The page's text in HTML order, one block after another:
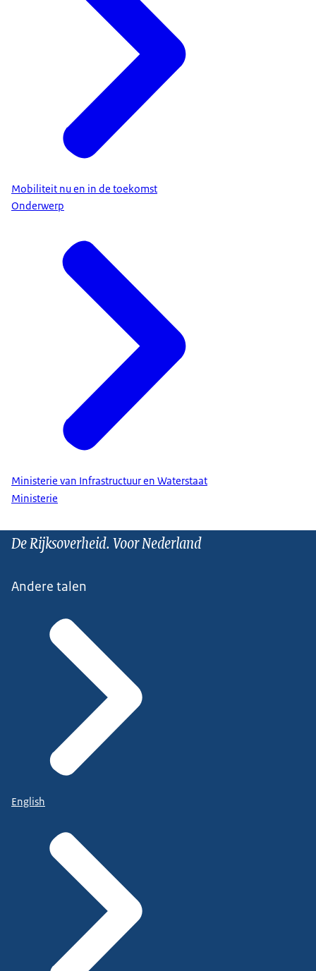
Mobiliteit nu en in de toekomst
Onderwerp
Ministerie van Infrastructuur en Waterstaat
Ministerie
De Rijksoverheid. Voor Nederland
Andere talen
English